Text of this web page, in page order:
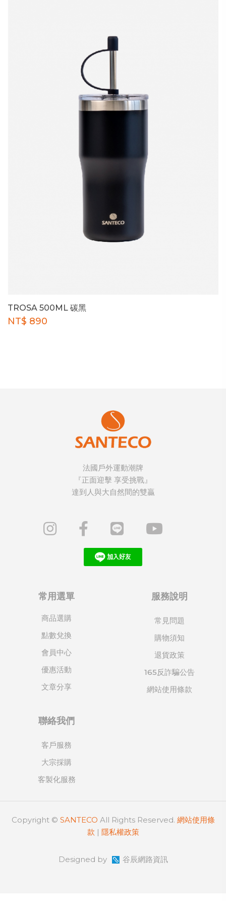
TROSA 500ML 碳黑
NT$ 890
法國戶外運動潮牌
『正面迎擊 享受挑戰』
達到人與大自然間的雙贏
常用選單
商品選購
點數兌換
會員中心
優惠活動
文章分享
服務說明
常見問題
購物須知
退貨政策
165反詐騙公告
網站使用條款
聯絡我們
客戶服務
大宗採購
客製化服務
Copyright © SANTECO All Rights Reserved. 網站使用條
款 | 隱私權政策
Designed by 谷辰網路資訊